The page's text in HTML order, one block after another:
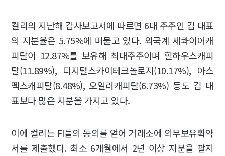
컬리의 지난해 감사보고서에 따르면 6대 주주인 김 대표
의 지분율은 5.75%에 머물고 있다. 외국계 세콰이어캐
피탈이 12.87%를 보유해 최대주주이며 힐하우스캐피
탈(11.89%), 디지털스카이테크놀로지(10.17%), 아스
펙스캐피탈(8.48%), 오일러캐피탈(6.73%) 등도 김 대
표보다 많은 지분을 가지고 있다.
이에 컬리는 FI들의 동의를 얻어 거래소에 의무보유확약
서를 제출했다. 최소 6개월에서 2년 이상 지분을 팔지